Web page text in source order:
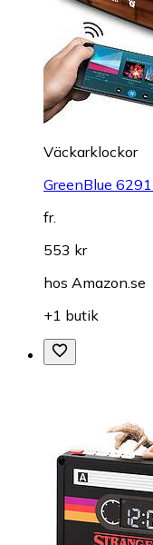
Väckarklockor
GreenBlue
fr.
553 kr
hos Amazon.se
+1 butik